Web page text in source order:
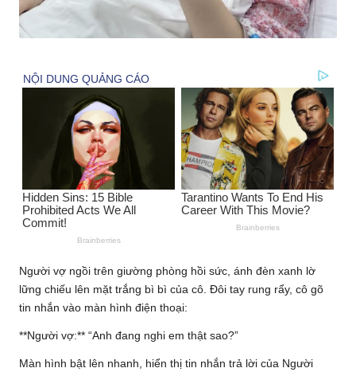
Người vợ ngồi trên giường phòng hồi sức, ánh đèn xanh lờ
lững chiếu lên mặt trắng bì bì của cô. Đôi tay rung rẩy, cô gõ
tin nhắn vào màn hình điện thoại:
**Người vợ:** “Anh đang nghi em thật sao?”
Màn hình bật lên nhanh, hiển thị tin nhắn trả lời của Người